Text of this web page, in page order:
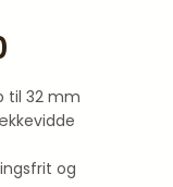
til 32 mm
og